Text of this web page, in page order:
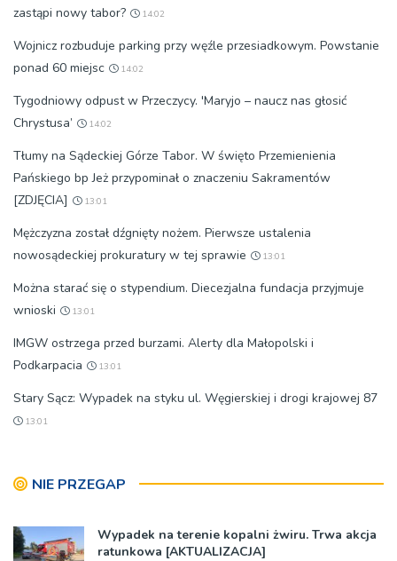
zastąpi nowy tabor?
14:02
Wojnicz rozbuduje parking przy węźle przesiadkowym. Powstanie
ponad 60 miejsc
14:02
Tygodniowy odpust w Przeczycy. 'Maryjo – naucz nas głosić
Chrystusa’
14:02
Tłumy na Sądeckiej Górze Tabor. W święto Przemienienia
Pańskiego bp Jeż przypominał o znaczeniu Sakramentów
[ZDJĘCIA]
13:01
Mężczyzna został dźgnięty nożem. Pierwsze ustalenia
nowosądeckiej prokuratury w tej sprawie
13:01
Można starać się o stypendium. Diecezjalna fundacja przyjmuje
wnioski
13:01
IMGW ostrzega przed burzami. Alerty dla Małopolski i
Podkarpacia
13:01
Stary Sącz: Wypadek na styku ul. Węgierskiej i drogi krajowej 87
13:01
NIE PRZEGAP
Wypadek na terenie kopalni żwiru. Trwa akcja
ratunkowa [AKTUALIZACJA]